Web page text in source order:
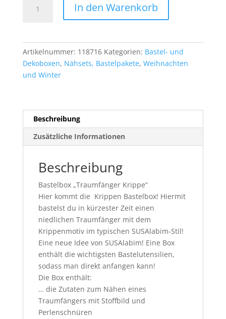
Traumfänger
In den Warenkorb
Artikelnummer: 118716 Kategorien: Bastel- und
Dekoboxen, Nähsets, Bastelpakete, Weihnachten
und Winter
Beschreibung
Zusätzliche Informationen
Beschreibung
Bastelbox „Traumfänger Krippe“
Hier kommt die Krippen Bastelbox! Hiermit
bastelst du in kürzester Zeit einen
niedlichen Traumfänger mit dem
Krippenmotiv im typischen SUSAlabim-Stil!
Eine neue Idee von SUSAlabim! Eine Box
enthält die wichtigsten Bastelutensilien,
sodass man direkt anfangen kann!
Die Box enthält:
… die Zutaten zum Nähen eines
Traumfängers mit Stoffbild und
Perlenschnüren